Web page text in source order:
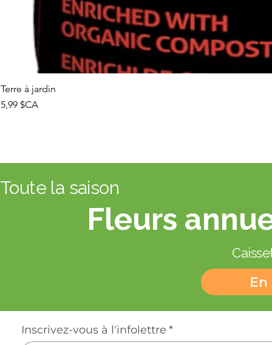
Terre à jardin
Prix
5,99 $CA
Fleurs
Toute la saison
Inscrivez-vous à l'infolettre *